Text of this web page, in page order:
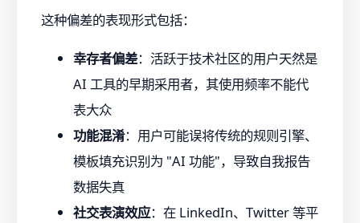
这种偏差的表现形式包括：
幸存者偏差：活跃于技术社区的用户天然是
AI 工具的早期采用者，其使用频率不能代
表大众
功能混淆：用户可能误将传统的规则引擎、
模板填充识别为 "AI 功能"，导致自我报告
数据失真
社交表演效应：在 LinkedIn、Twitter 等平